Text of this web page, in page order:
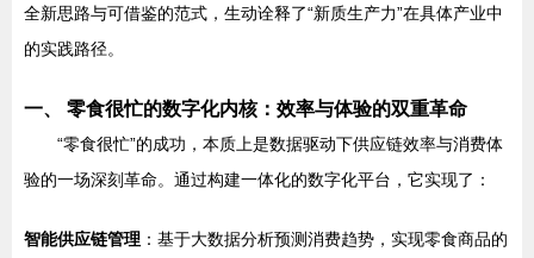
全新思路与可借鉴的范式，生动诠释了“新质生产力”在具体产业中
的实践路径。
一、 零食很忙的数字化内核：效率与体验的双重革命
“零食很忙”的成功，本质上是数据驱动下供应链效率与消费体
验的一场深刻革命。通过构建一体化的数字化平台，它实现了：
智能供应链管理 ：基于大数据分析预测消费趋势，实现零食商品的